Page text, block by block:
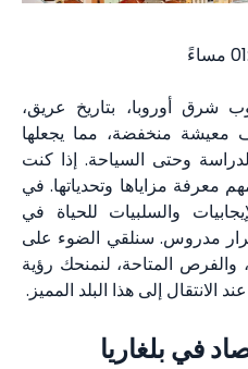
شرق أوروبا، بتاريخ عريق،
معيشة منخفضة، مما يجعلها
وحتى السياحة. إذا كنت
معرفة مزاياها وتحدياتها. في
والسلبيات للحياة في
قرار مدروس. سنلقي الضوء على
والفرص المتاحة، لنمنحك رؤية
إلى هذا البلد المميز.
في بلغاريا